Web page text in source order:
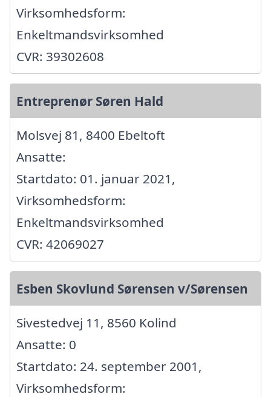
Virksomhedsform:
Enkeltmandsvirksomhed
CVR: 39302608
Entreprenør Søren Hald
Molsvej 81, 8400 Ebeltoft
Ansatte:
Startdato: 01. januar 2021,
Virksomhedsform:
Enkeltmandsvirksomhed
CVR: 42069027
Esben Skovlund Sørensen v/Sørensen
Sivestedvej 11, 8560 Kolind
Ansatte: 0
Startdato: 24. september 2001,
Virksomhedsform: